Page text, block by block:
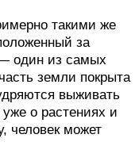
такими же
за
один из самых
земли покрыта
выживать
о растениях и
человек может